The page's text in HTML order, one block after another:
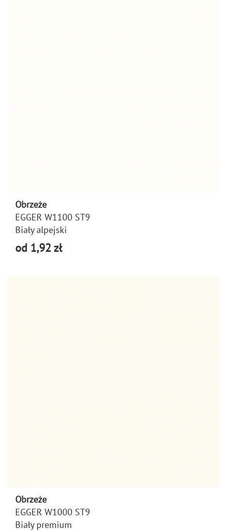
Obrzeże
EGGER W1100 ST9
Biały alpejski
od 1,92 zł
Obrzeże
EGGER W1000 ST9
Biały premium